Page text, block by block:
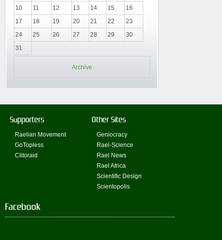
10
11 12 13 14 15
16
17
18 19 20 21 22
23
24
25 26 27 28 29
30
31
Archive
Supporters
Raelian Movement
GoTopless
Clitoraid
Other Sites
Geniocracy
Rael-Science
Rael News
Rael Africa
Scientific Design
Scientopolis
Facebook